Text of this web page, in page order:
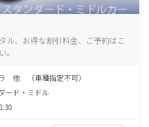
ル、お得な割引料金、ご予約はこ
他 （車種指定不可）
ード・ミドル